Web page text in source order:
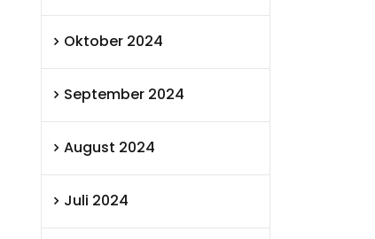
Oktober 2024
September 2024
August 2024
Juli 2024